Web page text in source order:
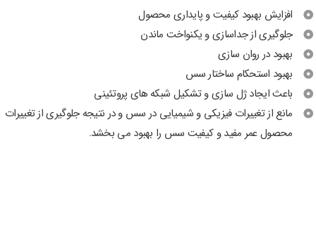
افزایش بهبود کیفیت و پایداری محصول
جلوگیری از جداسازی و یکنواخت ماندن
بهبود در روان سازی
بهبود استحکام ساختار سس
باعث ایجاد ژل سازی و تشکیل شبکه های پروتئینی
مانع از تغییرات فیزیکی و شیمیایی در سس و در نتیجه جلوگیری از تغییرات
محصول عمر مفید و کیفیت سس را بهبود می بخشد.